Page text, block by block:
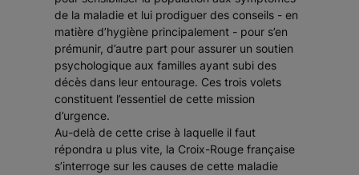
de la maladie et lui prodiguer des conseils - en
matière d’hygiène principalement - pour s’en
prémunir, d’autre part pour assurer un soutien
psychologique aux familles ayant subi des
décès dans leur entourage. Ces trois volets
constituent l’essentiel de cette mission
d’urgence.
Au-delà de cette crise à laquelle il faut
répondra u plus vite, la Croix-Rouge française
s’interroge sur les causes de cette maladie